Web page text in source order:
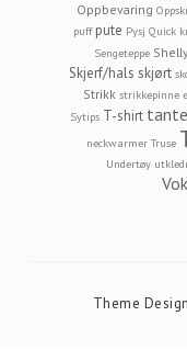
Oppbevaring
puff pute Pysj Quick
Sengeteppe Shelly
Skjerf/hals skjørt
Strikk strikkepinne
Sytips T-shirt
neckwarmer Truse
Undertøy
Theme